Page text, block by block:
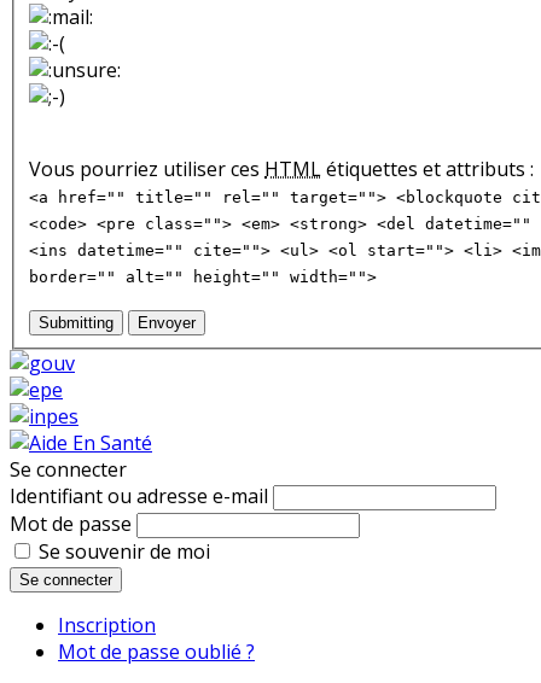
Vous pourriez utiliser ces HTMLétiquettes et attributs :
<a href="" title="" rel="" target=""> <blockquote
<code> <pre class=""> <em> <strong> <del
<ins datetime="" cite=""> <ul> <ol start=""> <li>
border="" alt="" height="" width="">
Submitting Envoyer
Se connecter
Identifiant ou adresse e-mail
Mot de passe
Se souvenir de moi
Se connecter
Inscription
Mot de passe oublié ?